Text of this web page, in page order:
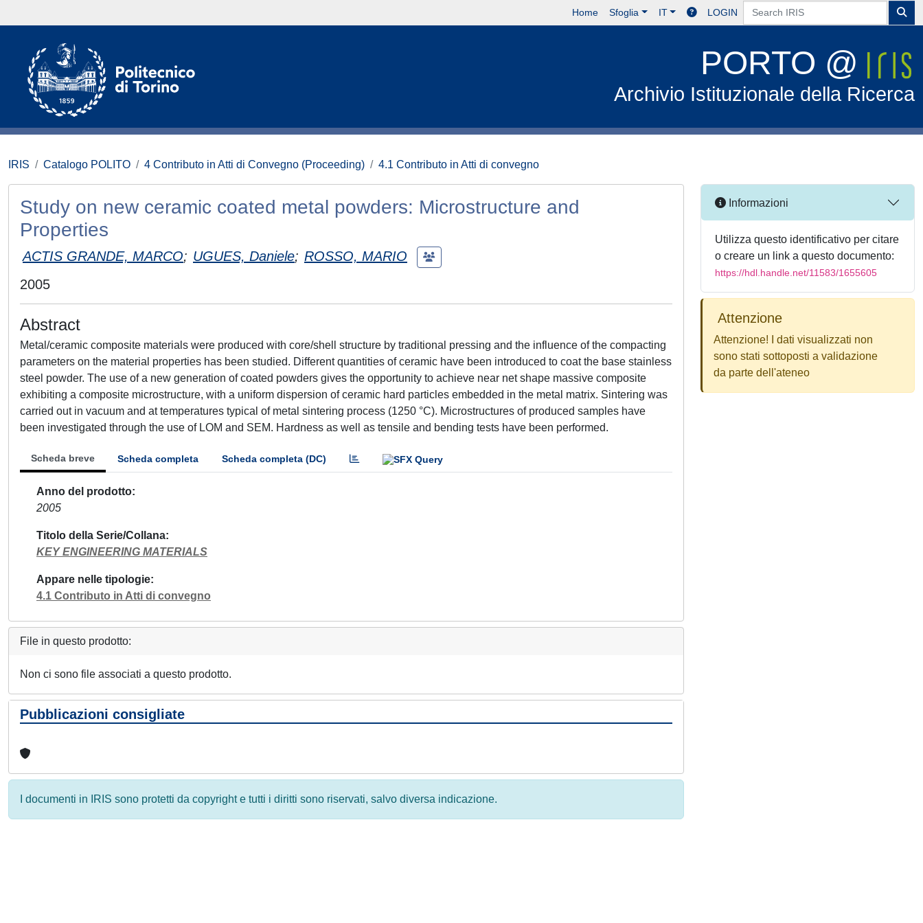
Home Sfoglia IT LOGIN
PORTO @
Archivio Istituzionale della Ricerca
IRIS Catalogo POLITO 4 Contributo in Atti di Convegno (Proceeding) 4.1 Contributo in Atti di convegno
Study on new ceramic coated metal powders: Microstructure and
Properties
ACTIS GRANDE, MARCO; UGUES, Daniele; ROSSO, MARIO
2005
Abstract
Metal/ceramic composite materials were produced with core/shell structure by traditional pressing and the influence of the compacting
parameters on the material properties has been studied. Different quantities of ceramic have been introduced to coat the base stainless
steel powder. The use of a new generation of coated powders gives the opportunity to achieve near net shape massive composite
exhibiting a composite microstructure, with a uniform dispersion of ceramic hard particles embedded in the metal matrix. Sintering was
carried out in vacuum and at temperatures typical of metal sintering process (1250 °C). Microstructures of produced samples have
been investigated through the use of LOM and SEM. Hardness as well as tensile and bending tests have been performed.
Scheda breve Scheda completa Scheda completa (DC)
Anno del prodotto
2005
Titolo della Serie/Collana
KEY ENGINEERING MATERIALS
Appare nelle tipologie
4.1 Contributo in Atti di convegno
File in questo prodotto:
Non ci sono file associati a questo prodotto.
Pubblicazioni consigliate
I documenti in IRIS sono protetti da copyright e tutti i diritti sono riservati, salvo diversa indicazione.
Informazioni
Utilizza questo identificativo per citare
o creare un link a questo documento:
https://hdl.handle.net/11583/1655605
Attenzione
Attenzione! I dati visualizzati non
sono stati sottoposti a validazione
da parte dell'ateneo